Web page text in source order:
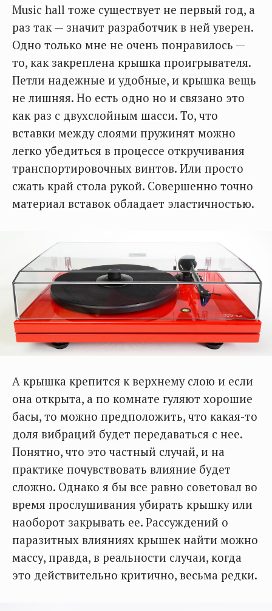
Music hall тоже существует не первый год, а
раз так — значит разработчик в ней уверен.
Одно только мне не очень понравилось —
то, как закреплена крышка проигрывателя.
Петли надежные и удобные, и крышка вещь
не лишняя. Но есть одно но и связано это
как раз с двухслойным шасси. То, что
вставки между слоями пружинят можно
легко убедиться в процессе откручивания
транспортировочных винтов. Или просто
сжать край стола рукой. Совершенно точно
материал вставок обладает эластичностью.
А крышка крепится к верхнему слою и если
она открыта, а по комнате гуляют хорошие
басы, то можно предположить, что какая-то
доля вибраций будет передаваться с нее.
Понятно, что это частный случай, и на
практике почувствовать влияние будет
сложно. Однако я бы все равно советовал во
время прослушивания убирать крышку или
наоборот закрывать ее. Рассуждений о
паразитных влияниях крышек найти можно
массу, правда, в реальности случаи, когда
это действительно критично, весьма редки.